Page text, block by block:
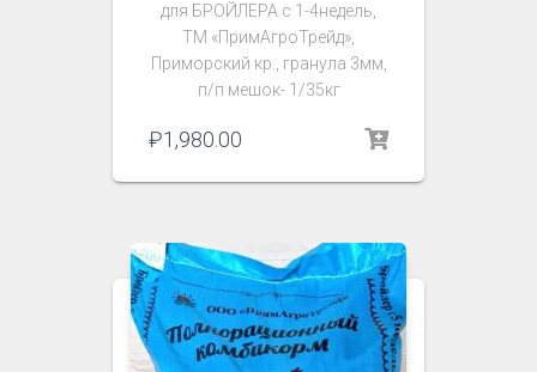
для БРОЙЛЕРА с 1-4недель,
ТМ «ПримАгроТрейд»,
Приморский кр., гранула 3мм,
п/п мешок- 1/35кг
₽1,980.00